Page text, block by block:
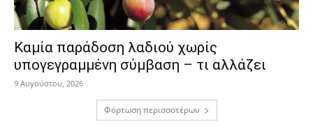
Καμία παράδοση λαδιού χωρίς
υπογεγραμμένη σύμβαση – τι αλλάζει
9 Αυγούστου, 2026
Φόρτωση περισσοτέρων